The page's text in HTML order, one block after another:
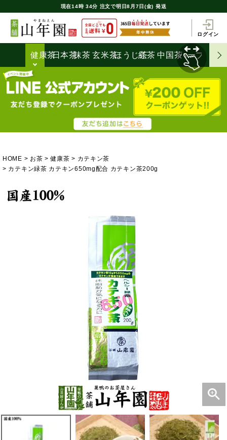
現在14時 34分 注文で明日8月7日(金) 発送
ログイン
健康茶日本茶抹茶 玄米茶ほうじ茶
紅茶 中国茶ハーブティ
HOME お茶 健康茶
カテキン茶
カテキン緑茶 カテキン650mg配合 カテキン茶200g